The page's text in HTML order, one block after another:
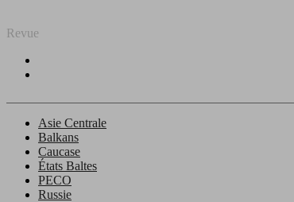
Revue
Asie Centrale
Balkans
Caucase
États Baltes
PECO
Russie